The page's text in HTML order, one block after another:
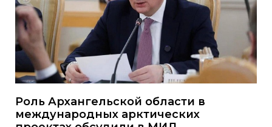
Роль Архангельской области в
международных арктических